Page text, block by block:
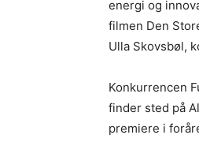
energi og
filmen Den
Ulla Skovsbøl,
Konkurrencen
finder sted på
premiere i